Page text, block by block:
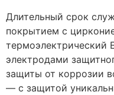
Длительный срок
покрытием с
термоэлектрический
электродами
защиты от коррозии
— с защитой